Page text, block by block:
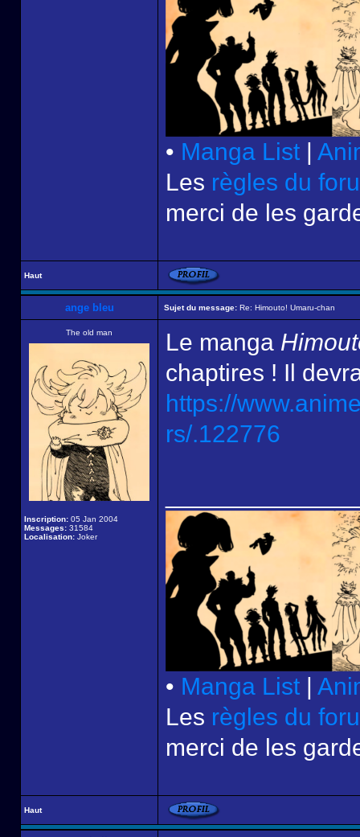
• Manga List |
Les règles du
merci de les
Haut
ange bleu Sujet du message: Re: Himouto! Umaru-chan
The old man
Inscription: 05 Jan 2004
Messages: 31584
Localisation: Joker
Le manga
chaptires ! Il
https://
rs/.122776
• Manga List |
Les règles du
merci de les
Haut